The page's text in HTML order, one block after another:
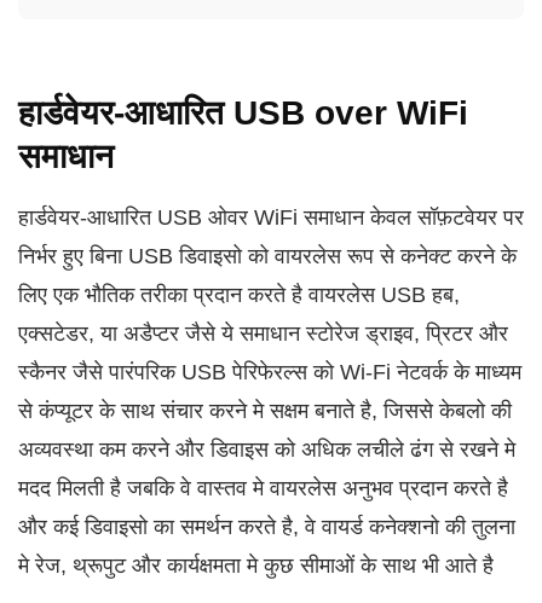
हार्डवेयर-आधारित USB over WiFi
समाधान
हार्डवेयर-आधारित USB ओवर WiFi समाधान केवल सॉफ़टवेयर पर
निर्भर हुए बिना USB डिवाइसो को वायरलेस रूप से कनेक्ट करने के
लिए एक भौतिक तरीका प्रदान करते है वायरलेस USB हब,
एक्सटेडर, या अडैप्टर जैसे ये समाधान स्टोरेज ड्राइव, प्रिटर और
स्कैनर जैसे पारंपरिक USB पेरिफेरल्स को Wi-Fi नेटवर्क के माध्यम
से कंप्यूटर के साथ संचार करने मे सक्षम बनाते है, जिससे केबलो की
अव्यवस्था कम करने और डिवाइस को अधिक लचीले ढंग से रखने मे
मदद मिलती है जबकि वे वास्तव मे वायरलेस अनुभव प्रदान करते है
और कई डिवाइसो का समर्थन करते है, वे वायर्ड कनेक्शनो की तुलना
मे रेज, थ्रूपुट और कार्यक्षमता मे कुछ सीमाओं के साथ भी आते है